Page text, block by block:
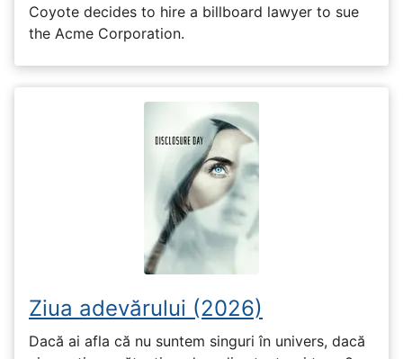
Coyote decides to hire a billboard lawyer to sue
the Acme Corporation.
Ziua adevărului (2026)
Dacă ai afla că nu suntem singuri în univers, dacă